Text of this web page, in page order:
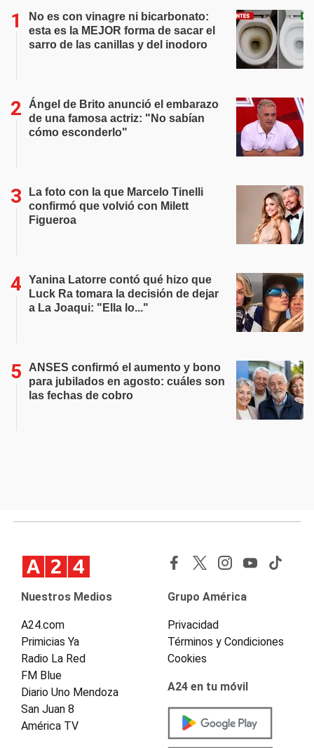
No es con vinagre ni bicarbonato:
esta es la MEJOR forma de sacar el
sarro de las canillas y del inodoro
Ángel de Brito anunció el embarazo
de una famosa actriz: "No sabían
cómo esconderlo"
La foto con la que Marcelo Tinelli
confirmó que volvió con Milett
Figueroa
Yanina Latorre contó qué hizo que
Luck Ra tomara la decisión de dejar
a La Joaqui: "Ella lo..."
ANSES confirmó el aumento y bono
para jubilados en agosto: cuáles son
las fechas de cobro
Nuestros Medios
A24.com
Primicias Ya
Radio La Red
FM Blue
Diario Uno Mendoza
San Juan 8
América TV
Grupo América
Privacidad
Términos y Condiciones
Cookies
A24 en tu móvil